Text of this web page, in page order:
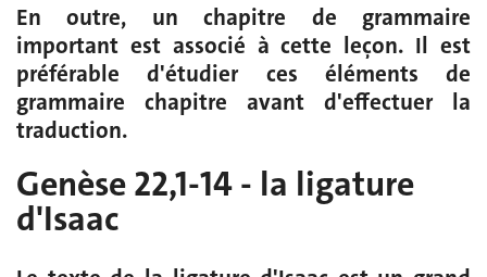
En outre, un chapitre de grammaire
important est associé à cette leçon. Il est
préférable d'étudier ces éléments de
grammaire chapitre avant d'effectuer la
traduction.
Genèse 22,1-14 - la ligature
d'Isaac